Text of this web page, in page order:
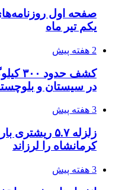
صفحه اول
یکم تیر ماه
2 هفته پیش
در سیستان و
3 هفته پیش
زلزله ۵.۷
کرمانشاه را لرزاند
3 هفته پیش